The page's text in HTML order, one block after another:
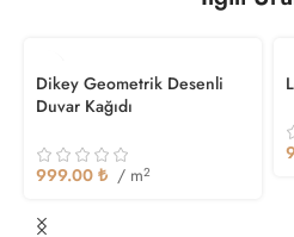
Dikey Geometrik Desenli
Duvar Kağıdı
999.00 ₺ / m2